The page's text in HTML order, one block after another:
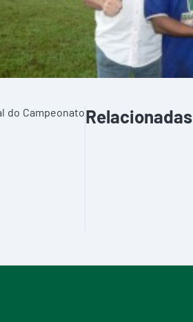
do CampeonatoRelacionadas